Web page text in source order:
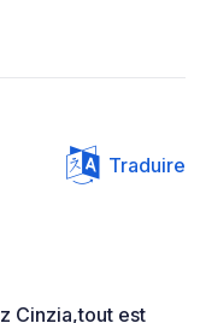
Traduire
Cinzia,tout est